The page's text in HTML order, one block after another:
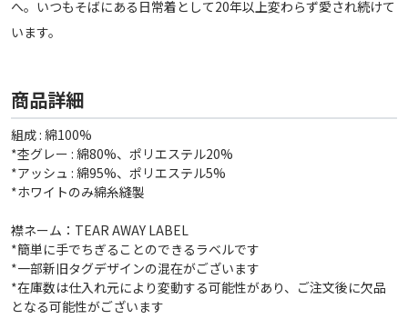
へ。いつもそばにある日常着として20年以上変わらず愛され続けて
います。
商品詳細
組成 : 綿100%
*杢グレー : 綿80%、ポリエステル20%
*アッシュ : 綿95%、ポリエステル5%
*ホワイトのみ綿糸縫製
襟ネーム：TEAR AWAY LABEL
*簡単に手でちぎることのできるラベルです
*一部新旧タグデザインの混在がございます
*在庫数は仕入れ元により変動する可能性があり、ご注文後に欠品
となる可能性がございます